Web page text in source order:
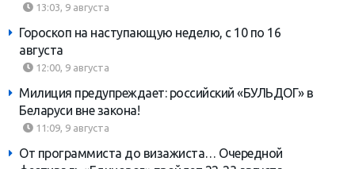
13:03, 9 августа
Гороскоп на наступающую неделю, с 10 по 16
августа
12:00, 9 августа
Милиция предупреждает: российский «БУЛЬДОГ» в
Беларуси вне закона!
11:09, 9 августа
От программиста до визажиста… Очередной